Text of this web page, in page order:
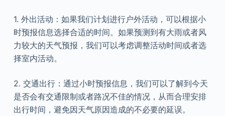
1. 外出活动：如果我们计划进行户外活动，可以根据小
时预报信息选择合适的时间。如果预测到有大雨或者风
力较大的天气预报，我们可以考虑调整活动时间或者选
择室内活动。
2. 交通出行：通过小时预报信息，我们可以了解到今天
是否会有交通限制或者路况不佳的情况，从而合理安排
出行时间，避免因天气原因造成的不必要的延误。